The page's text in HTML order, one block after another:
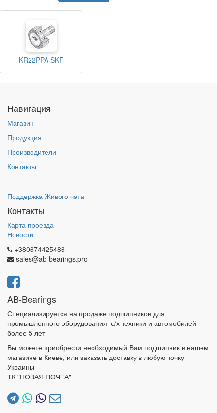
KR22PPA SKF
Навигация
Магазин
Продукция
Производители
Контакты
Поддержка Живого чата
Контакты
Карта проезда
Новости
+380674425486
sales@ab-bearings.pro
AB-Bearings
Специализируется на продаже подшипников для
промышленного оборудования, с/х техники и автомобилей
более 5 лет.
Вы можете приобрести необходимый Вам подшипник в нашем
магазине в Киеве, или заказать доставку в любую точку
Украины
ТК "НОВАЯ ПОЧТА"